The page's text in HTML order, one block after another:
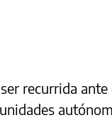
recurrida